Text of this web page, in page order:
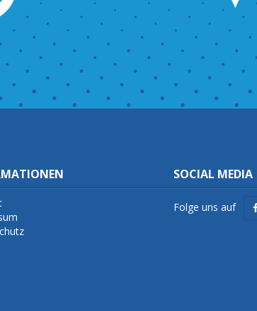
SOCIAL MEDIA
Folge uns auf